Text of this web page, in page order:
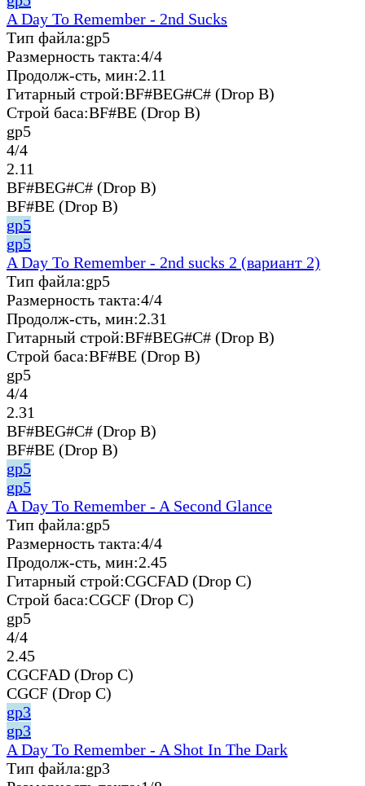
A Day To Remember - 2nd Sucks
Тип файла:gp5
Размерность такта:4/4
Продолж-сть, мин:2.11
Гитарный строй:BF#BEG#C# (Drop B)
Строй баса:BF#BE (Drop B)
gp5
4/4
2.11
BF#BEG#C# (Drop B)
BF#BE (Drop B)
gp5
gp5
A Day To Remember - 2nd sucks 2 (вариант 2)
Тип файла:gp5
Размерность такта:4/4
Продолж-сть, мин:2.31
Гитарный строй:BF#BEG#C# (Drop B)
Строй баса:BF#BE (Drop B)
gp5
4/4
2.31
BF#BEG#C# (Drop B)
BF#BE (Drop B)
gp5
gp5
A Day To Remember - A Second Glance
Тип файла:gp5
Размерность такта:4/4
Продолж-сть, мин:2.45
Гитарный строй:CGCFAD (Drop C)
Строй баса:CGCF (Drop C)
gp5
4/4
2.45
CGCFAD (Drop C)
CGCF (Drop C)
gp3
gp3
A Day To Remember - A Shot In The Dark
Тип файла:gp3